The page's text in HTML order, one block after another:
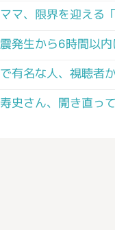
マ、限界を迎える
発生から6時間以
有名な人、視聴者
史さん、開き直